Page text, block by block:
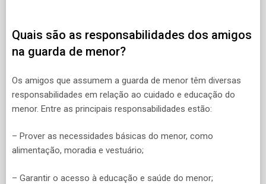
Quais são as responsabilidades dos amigos
na guarda de menor?
Os amigos que assumem a guarda de menor têm diversas
responsabilidades em relação ao cuidado e educação do
menor. Entre as principais responsabilidades estão:
– Prover as necessidades básicas do menor, como
alimentação, moradia e vestuário;
– Garantir o acesso à educação e saúde do menor;